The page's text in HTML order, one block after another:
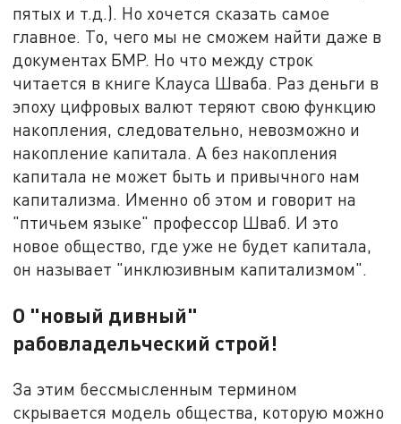
пятых и т.д.). Но хочется сказать самое
главное. То, чего мы не сможем найти даже в
документах БМР. Но что между строк
читается в книге Клауса Шваба. Раз деньги в
эпоху цифровых валют теряют свою функцию
накопления, следовательно, невозможно и
накопление капитала. А без накопления
капитала не может быть и привычного нам
капитализма. Именно об этом и говорит на
"птичьем языке" профессор Шваб. И это
новое общество, где уже не будет капитала,
он называет "инклюзивным капитализмом".
О "новый дивный"
рабовладельческий строй!
За этим бессмысленным термином
скрывается модель общества, которую можно